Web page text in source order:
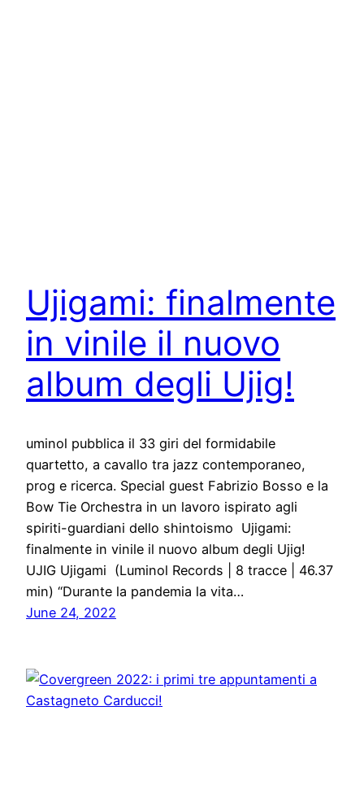
Ujigami: finalmente
in vinile il nuovo
album degli Ujig!
uminol pubblica il 33 giri del formidabile
quartetto, a cavallo tra jazz contemporaneo,
prog e ricerca. Special guest Fabrizio Bosso e la
Bow Tie Orchestra in un lavoro ispirato agli
spiriti-guardiani dello shintoismo Ujigami:
finalmente in vinile il nuovo album degli Ujig!
UJIG Ujigami (Luminol Records | 8 tracce | 46.37
min) “Durante la pandemia la vita…
June 24, 2022